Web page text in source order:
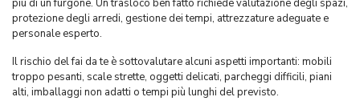
più di un furgone. Un trasloco ben fatto richiede valutazione degli spazi,
protezione degli arredi, gestione dei tempi, attrezzature adeguate e
personale esperto.
Il rischio del fai da te è sottovalutare alcuni aspetti importanti: mobili
troppo pesanti, scale strette, oggetti delicati, parcheggi difficili, piani
alti, imballaggi non adatti o tempi più lunghi del previsto.